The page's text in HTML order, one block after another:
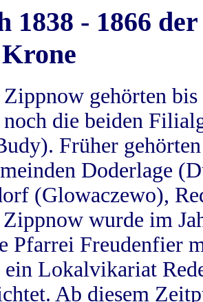
1838 - 1866
gehörten
die beiden
Früher
Doderlage
(Glowaczewo),
wurde im
Pfarrei Freudenfier
ein Lokalvikariat
Ab diesem